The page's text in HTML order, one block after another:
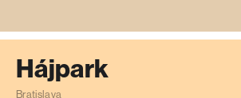
Hájpark
Bratislava